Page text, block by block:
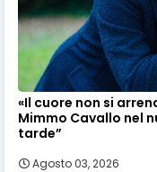
«Il cuore non si
Mimmo Cavallo nel
tarde”
Agosto 03, 2026